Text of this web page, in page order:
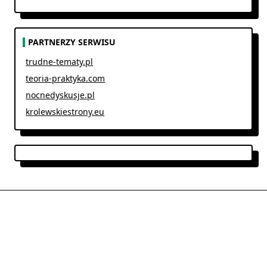
PARTNERZY SERWISU
trudne-tematy.pl
teoria-praktyka.com
nocnedyskusje.pl
krolewskiestrony.eu